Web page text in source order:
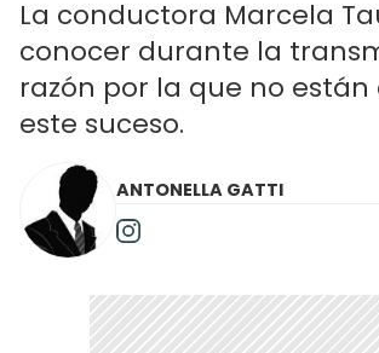
La conductora Marcela
conocer durante la
razón por la que no
este suceso.
ANTONELLA GATTI